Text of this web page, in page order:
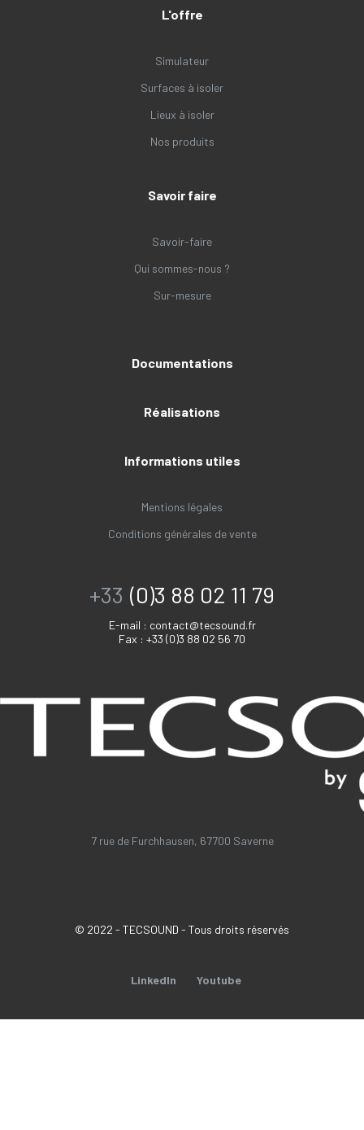
L'offre
Simulateur
Surfaces à isoler
Lieux à isoler
Nos produits
Savoir faire
Savoir-faire
Qui sommes-nous ?
Sur-mesure
Documentations
Réalisations
Informations utiles
Mentions légales
Conditions générales de vente
+33 (0)3 88 02 11 79
E-mail : contact@tecsound.fr
Fax : +33 (0)3 88 02 56 70
7 rue de Furchhausen, 67700 Saverne
© 2022 - TECSOUND - Tous droits réservés
LinkedIn Youtube